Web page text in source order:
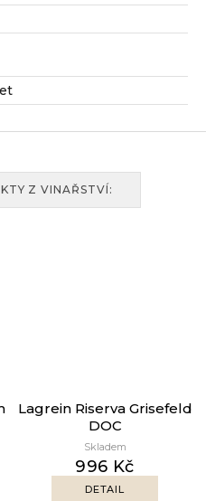
Z VINAŘSTVÍ:
Lagrein Riserva Grisefeld
DOC
Skladem
996 Kč
DETAIL